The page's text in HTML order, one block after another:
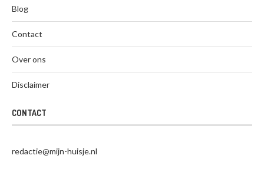
Blog
Contact
Over ons
Disclaimer
CONTACT
redactie@mijn-huisje.nl